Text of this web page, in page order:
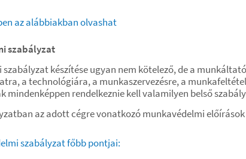
az alábbiakban olvashat
szabályzat
szabályzat készítése ugyan nem kötelező, de a
a technológiára, a munkaszervezésre, a
mindenképpen rendelkeznie kell valamilyen belső
az adott cégre vonatkozó munkavédelmi
szabályzat főbb pontjai: